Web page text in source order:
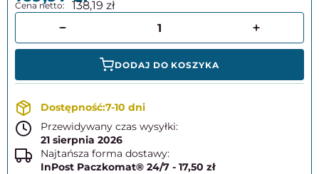
138,19
DODAJ DO KOSZYKA
7-10 dni
Przewidywany czas wysyłki:
21 sierpnia 2026
Najtańsza forma dostawy:
InPost Paczkomat® 24/7 - 17,50 zł